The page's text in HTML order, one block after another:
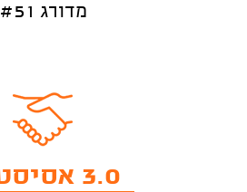
מדורג #51
3.0 אסיסטים